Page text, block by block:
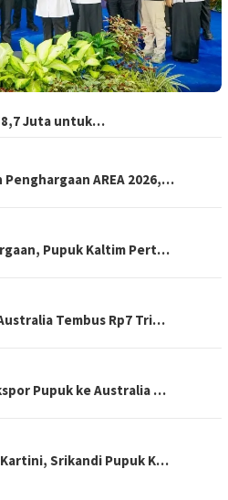
Juta untuk…
Penghargaan AREA 2026,…
Pupuk Kaltim Pert…
Tembus Rp7 Tri…
Pupuk ke Australia …
Srikandi Pupuk K…